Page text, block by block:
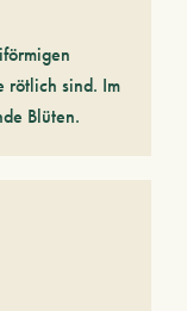
rötlich sind. Im
Blüten.